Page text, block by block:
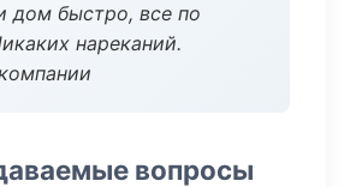
дом быстро, все по
нареканий.
вопросы